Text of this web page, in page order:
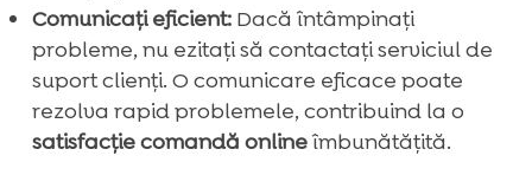
Comunicați eficient:Dacă întâmpinați
probleme, nu ezitați să contactați serviciul de
suport clienți. O comunicare eficace poate
rezolva rapid problemele, contribuind la o
satisfacție comandă onlineîmbunătățită.